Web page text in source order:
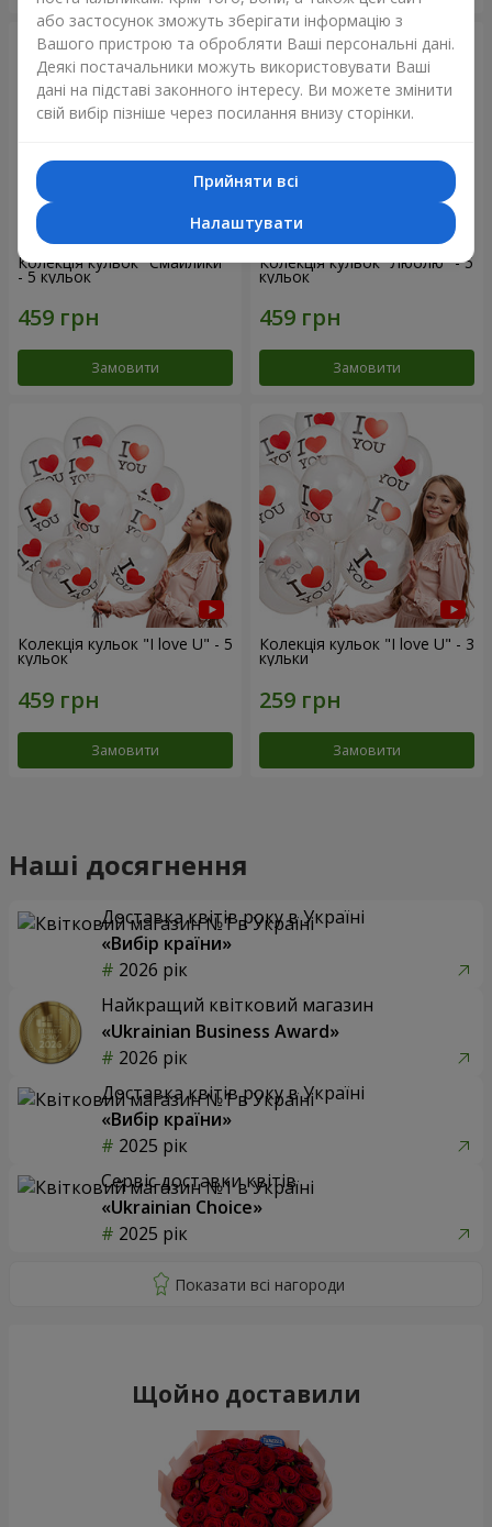
Колекція кульок "Смайлики"
- 5 кульок
Замовити
Колекція кульок "Люблю" - 5
кульок
Замовити
Колекція кульок "I love U" - 5
кульок
Замовити
Колекція кульок "I love U" - 3
кульки
Замовити
Наші досягнення
Доставка квітів року в Україні
«Вибір країни»
2026 рік
Найкращий квітковий магазин
«Ukrainian Business Award»
2026 рік
Доставка квітів року в Україні
«Вибір країни»
2025 рік
Сервіс доставки квітів
«Ukrainian Choice»
2025 рік
Щойно доставили
або застосунок зможуть зберігати інформацію з
Вашого пристрою та обробляти Ваші персональні дані.
Деякі постачальники можуть використовувати Ваші
дані на підставі законного інтересу. Ви можете змінити
свій вибір пізніше через посилання внизу сторінки.
Прийняти всі
Налаштувати